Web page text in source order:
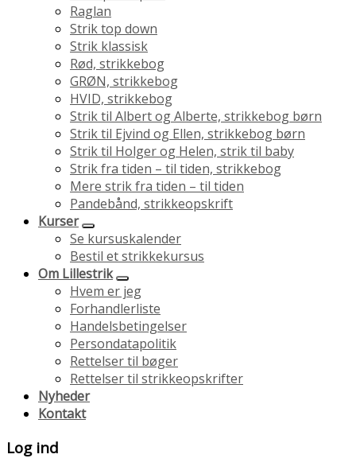
Raglan
Strik top down
Strik klassisk
Rød, strikkebog
GRØN, strikkebog
HVID, strikkebog
Strik til Albert og Alberte, strikkebog børn
Strik til Ejvind og Ellen, strikkebog børn
Strik til Holger og Helen, strik til baby
Strik fra tiden – til tiden, strikkebog
Mere strik fra tiden – til tiden
Pandebånd, strikkeopskrift
Kurser
Se kursuskalender
Bestil et strikkekursus
Om Lillestrik
Hvem er jeg
Forhandlerliste
Handelsbetingelser
Persondatapolitik
Rettelser til bøger
Rettelser til strikkeopskrifter
Nyheder
Kontakt
Log ind